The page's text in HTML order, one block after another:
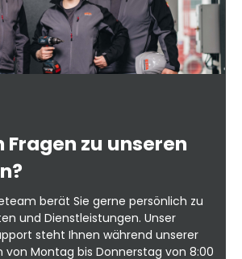
Fragen zu unseren
berät Sie gerne persönlich zu
und Dienstleistungen. Unser
steht Ihnen während unserer
Montag bis Donnerstag von 8:00